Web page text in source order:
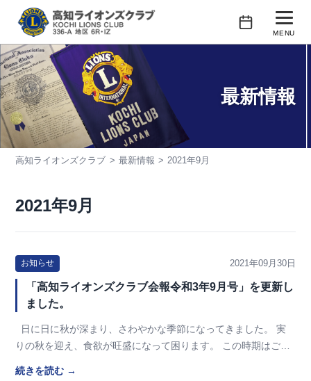
テ
ン
ツ
へ
ス
MENU
行事予定
クラブの紹介
会長あいさつ
活動紹介
会員紹介
最新情報
高知ライオンズクラブ 最新情報 2021年9月
2021年9月
お知らせ 2021年09月30日
「高知ライオンズクラブ会報令和3年9月号」を更新し
ました。
日に日に秋が深まり、さわやかな季節になってきました。 実
りの秋を迎え、食欲が旺盛になって困ります。 この時期はご飯
続きを読む →